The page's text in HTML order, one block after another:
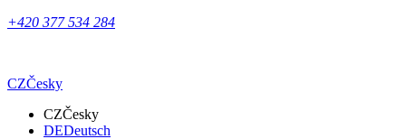
+420 377 534 284
CZČesky
CZČesky
DEDeutsch